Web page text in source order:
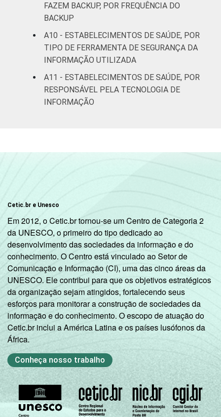
FAZEM BACKUP, POR FREQUÊNCIA DO
BACKUP
A10 - ESTABELECIMENTOS DE SAÚDE, POR
TIPO DE FERRAMENTA DE SEGURANÇA DA
INFORMAÇÃO UTILIZADA
A11 - ESTABELECIMENTOS DE SAÚDE, POR
RESPONSÁVEL PELA TECNOLOGIA DE
INFORMAÇÃO
Cetic.br e Unesco
Em 2012, o Cetic.br tornou-se um Centro de Categoria 2
da UNESCO, o primeiro do tipo dedicado ao
desenvolvimento das sociedades da informação e do
conhecimento. O Centro está vinculado ao Setor de
Comunicação e Informação (CI), uma das cinco áreas da
UNESCO. Ele contribui para que os objetivos estratégicos
da organização sejam atingidos, fortalecendo seus
esforços para monitorar a construção de sociedades da
informação e do conhecimento. O escopo de atuação do
Cetic.br inclui a América Latina e os países lusófonos da
África.
Conheça nosso trabalho